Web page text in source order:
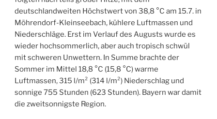
deutschlandweiten Höchstwert von 38,8 °C am 15.7. in
Möhrendorf-Kleinseebach, kühlere Luftmassen und
Niederschläge. Erst im Verlauf des Augusts wurde es
wieder hochsommerlich, aber auch tropisch schwül
mit schweren Unwettern. In Summe brachte der
Sommer im Mittel 18,8 °C (15,8 °C) warme
Luftmassen, 315 l/m² (314 l/m²) Niederschlag und
sonnige 755 Stunden (623 Stunden). Bayern war damit
die zweitsonnigste Region.